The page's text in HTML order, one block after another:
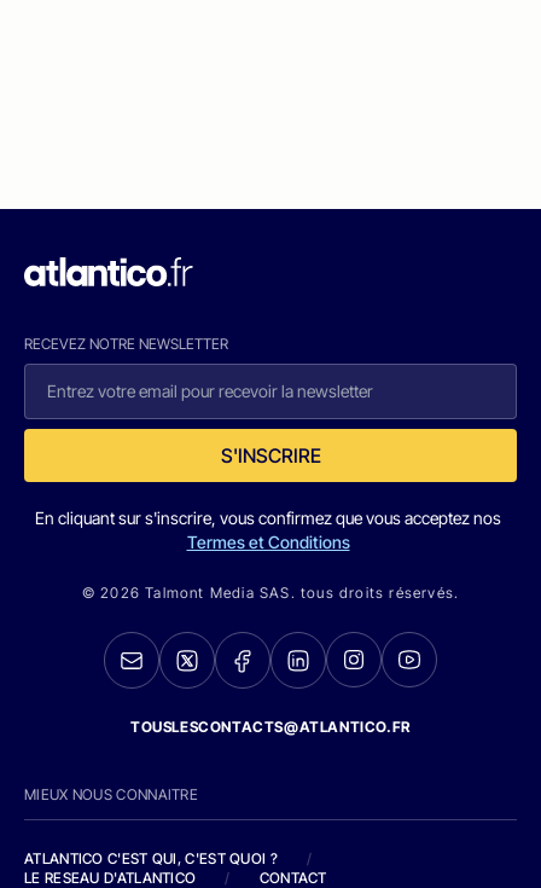
RECEVEZ NOTRE NEWSLETTER
S'INSCRIRE
En cliquant sur s'inscrire, vous confirmez que vous acceptez nos
Termes et Conditions
© 2026 Talmont Media SAS. tous droits réservés.
TOUSLESCONTACTS@ATLANTICO.FR
MIEUX NOUS CONNAITRE
ATLANTICO C'EST QUI, C'EST QUOI ?
/
LE RESEAU D'ATLANTICO
/ CONTACT